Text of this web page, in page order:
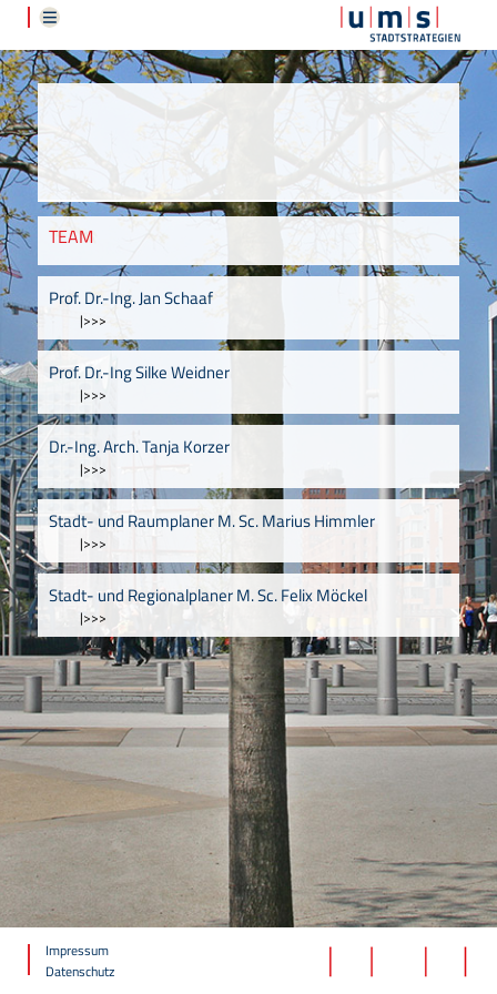
TEAM
Prof. Dr.-Ing. Jan Schaaf
|>>>
Prof. Dr.-Ing Silke Weidner
|>>>
Dr.-Ing. Arch. Tanja Korzer
|>>>
Stadt- und Raumplaner M. Sc. Marius Himmler
|>>>
Stadt- und Regionalplaner M. Sc. Felix Möckel
|>>>
Impressum
Datenschutz